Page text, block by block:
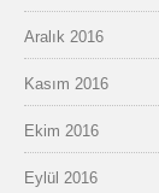
Aralık 2016
Kasım 2016
Ekim 2016
Eylül 2016